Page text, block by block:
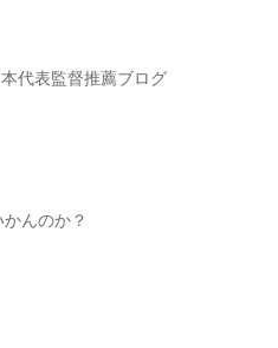
代表監督推薦ブログ
んのか？